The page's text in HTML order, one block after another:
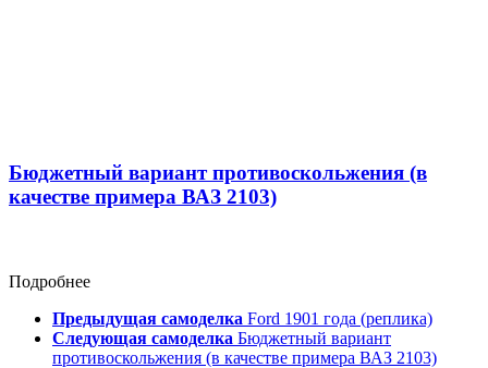
Бюджетный вариант противоскольжения (в
качестве примера ВАЗ 2103)
Подробнее
Предыдущая самоделка Ford 1901 года (реплика)
Следующая самоделка Бюджетный вариант
противоскольжения (в качестве примера ВАЗ 2103)